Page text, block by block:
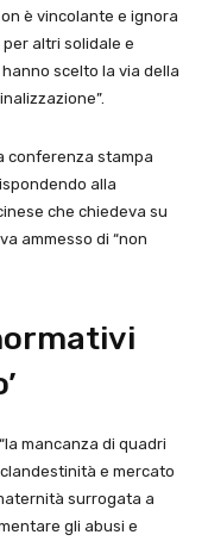
è vincolante e ignora
altri solidale e
scelto la via della
conferenza stampa
alla
che chiedeva su
ammesso di “non
mancanza di quadri
e mercato
surrogata a
gli abusi e